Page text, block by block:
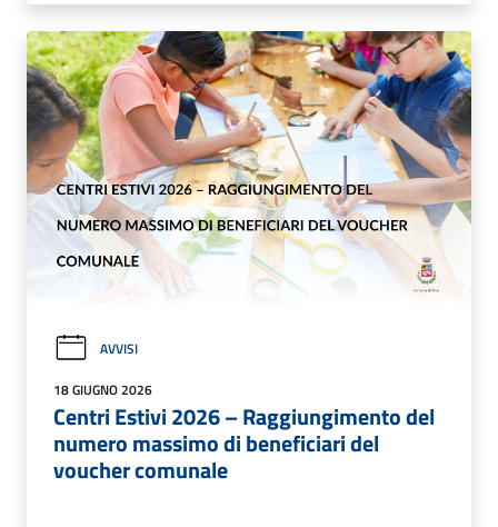
AVVISI
18 GIUGNO 2026
Centri Estivi 2026 – Raggiungimento del
numero massimo di beneficiari del
voucher comunale